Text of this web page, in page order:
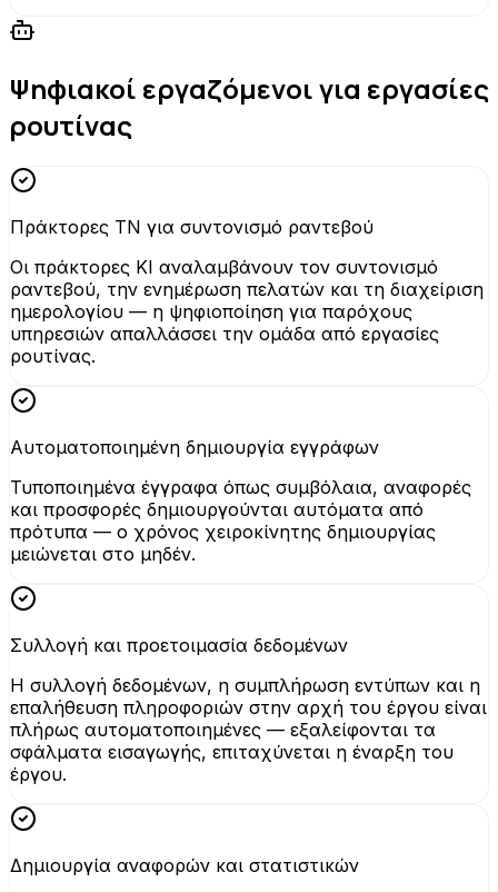
Ψηφιακοί εργαζόμενοι για εργασίες
ρουτίνας
Πράκτορες ΤΝ για συντονισμό ραντεβού
Οι πράκτορες KI αναλαμβάνουν τον συντονισμό
ραντεβού, την ενημέρωση πελατών και τη διαχείριση
ημερολογίου — η ψηφιοποίηση για παρόχους
υπηρεσιών απαλλάσσει την ομάδα από εργασίες
ρουτίνας.
Αυτοματοποιημένη δημιουργία εγγράφων
Τυποποιημένα έγγραφα όπως συμβόλαια, αναφορές
και προσφορές δημιουργούνται αυτόματα από
πρότυπα — ο χρόνος χειροκίνητης δημιουργίας
μειώνεται στο μηδέν.
Συλλογή και προετοιμασία δεδομένων
Η συλλογή δεδομένων, η συμπλήρωση εντύπων και η
επαλήθευση πληροφοριών στην αρχή του έργου είναι
πλήρως αυτοματοποιημένες — εξαλείφονται τα
σφάλματα εισαγωγής, επιταχύνεται η έναρξη του
έργου.
Δημιουργία αναφορών και στατιστικών